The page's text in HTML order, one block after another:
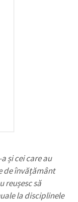
și cei care au
de învățământ
reușesc să
la disciplinele